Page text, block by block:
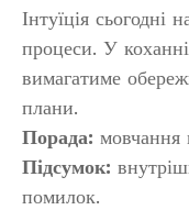
Інтуїція сьогодні
процеси. У
вимагатиме
плани.
Порада:
Підсумок:
помилок.